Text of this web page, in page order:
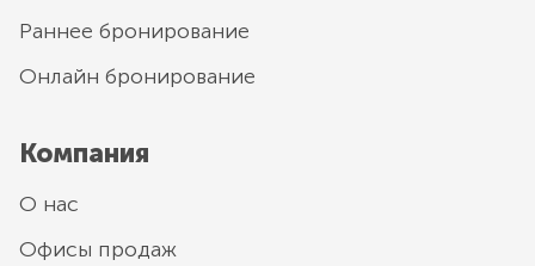
Раннее бронирование
Онлайн бронирование
Компания
О нас
Офисы продаж